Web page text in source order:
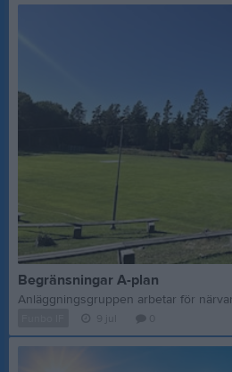
Begränsningar A-plan